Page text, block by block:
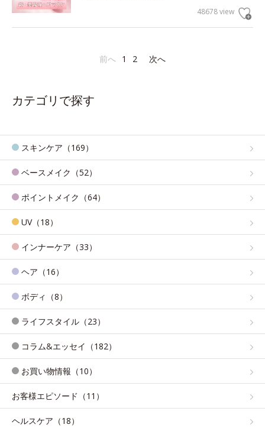
48678 view
前へ 1 2 次へ
カテゴリで探す
スキンケア（169）
ベースメイク（52）
ポイントメイク（64）
UV（18）
インナーケア（33）
ヘア（16）
ボディ（8）
ライフスタイル（23）
コラム&エッセイ（182）
お買い物情報（10）
お客様エピソード（11）
ヘルスケア（18）